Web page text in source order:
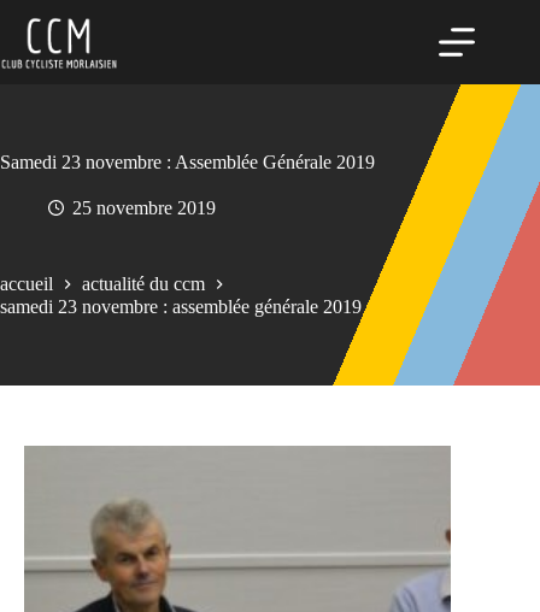
contenu
Samedi 23 novembre : Assemblée Générale 2019
25 novembre 2019
accueil
actualité du ccm
samedi 23 novembre : assemblée générale 2019